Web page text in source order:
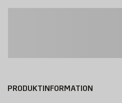
PRODUKTINFORMATION